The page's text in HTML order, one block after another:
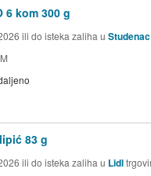
6 kom 300 g
ili do isteka zaliha u Studenac
83 g
ili do isteka zaliha u Lidl